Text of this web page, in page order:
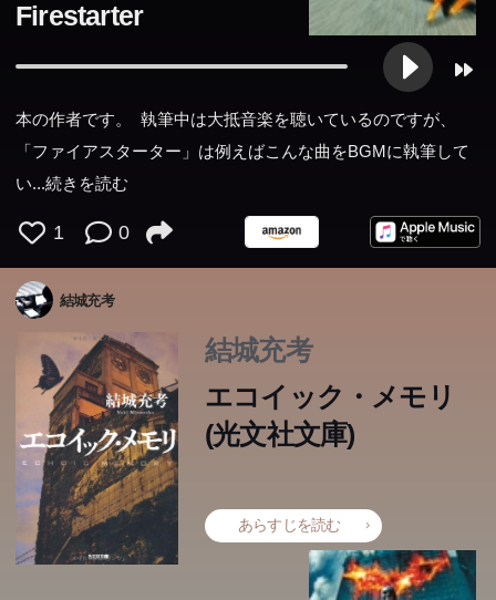
Firestarter
本の作者です。 執筆中は大抵音楽を聴いているのですが、
「ファイアスターター」は例えばこんな曲をBGMに執筆して
い...続きを読む
1 0
結城充考
結城充考
エコイック・メモリ
(光文社文庫)
あらすじを読む